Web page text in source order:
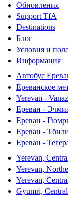
Обновления
Support TfA
Destinations
Блог
Условия и
Информация
Автобус
Ереванское
Yerevan -
Ереван -
Ереван -
Ереван -
Ереван -
Yerevan,
Yerevan,
Yerevan,
Gyumri,